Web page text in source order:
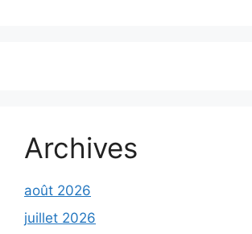
Archives
août 2026
juillet 2026